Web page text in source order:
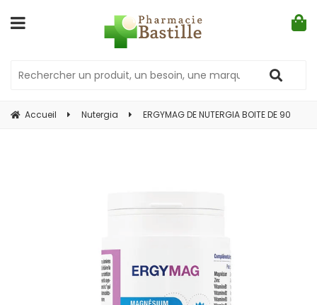
Accueil Nutergia ERGYMAG DE NUTERGIA BOITE DE 90